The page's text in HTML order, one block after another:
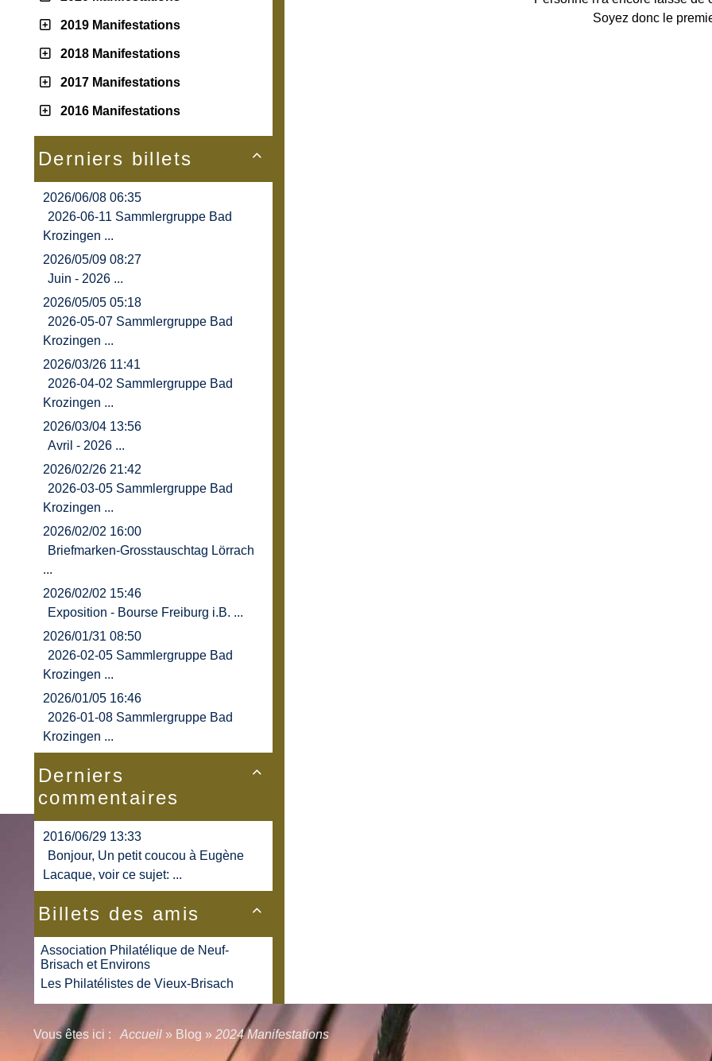
2019 Manifestations
2018 Manifestations
2017 Manifestations
2016 Manifestations

Derniers billets
2026/06/08 06:35
2026-06-11 Sammlergruppe Bad
Krozingen ...
2026/05/09 08:27
Juin - 2026 ...
2026/05/05 05:18
2026-05-07 Sammlergruppe Bad
Krozingen ...
2026/03/26 11:41
2026-04-02 Sammlergruppe Bad
Krozingen ...
2026/03/04 13:56
Avril - 2026 ...
2026/02/26 21:42
2026-03-05 Sammlergruppe Bad
Krozingen ...
2026/02/02 16:00
Briefmarken-Grosstauschtag Lörrach
...
2026/02/02 15:46
Exposition - Bourse Freiburg i.B. ...
2026/01/31 08:50
2026-02-05 Sammlergruppe Bad
Krozingen ...
2026/01/05 16:46
2026-01-08 Sammlergruppe Bad
Krozingen ...

Derniers
commentaires
2016/06/29 13:33
Bonjour, Un petit coucou à Eugène
Lacaque, voir ce sujet: ...

Billets des amis
Association Philatélique de Neuf-
Brisach et Environs
Les Philatélistes de Vieux-Brisach
Soyez donc le
Vous êtes ici : Accueil » Blog » 2024 Manifestations